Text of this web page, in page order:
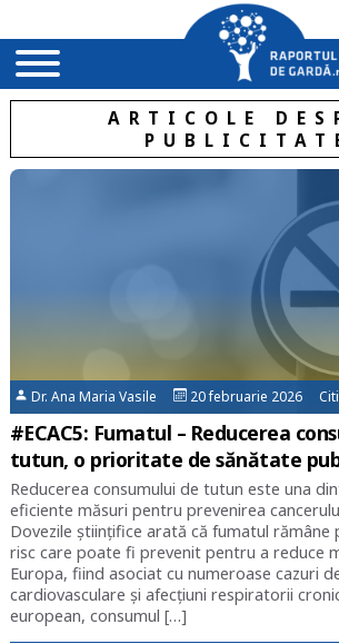
ARTICOLE
Dr. Ana Maria Vasile 20 februarie 2026
#ECAC5: Fumatul – Reducerea
tutun, o prioritate de sănătate
Reducerea consumului de tutun este una
eficiente măsuri pentru prevenirea
Dovezile științifice arată că fumatul rămâne
risc care poate fi prevenit pentru a reduce
Europa, fiind asociat cu numeroase cazuri
cardiovasculare și afecțiuni respiratorii
european, consumul […]